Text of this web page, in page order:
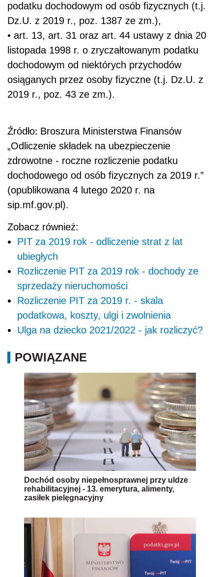
podatku dochodowym od osób fizycznych (t.j.
Dz.U. z 2019 r., poz. 1387 ze zm.),
• art. 13, art. 31 oraz art. 44 ustawy z dnia 20
listopada 1998 r. o zryczałtowanym podatku
dochodowym od niektórych przychodów
osiąganych przez osoby fizyczne (t.j. Dz.U. z
2019 r., poz. 43 ze zm.).
Źródło: Broszura Ministerstwa Finansów
„Odliczenie składek na ubezpieczenie
zdrowotne - roczne rozliczenie podatku
dochodowego od osób fizycznych za 2019 r.”
(opublikowana 4 lutego 2020 r. na
sip.mf.gov.pl).
Zobacz również:
PIT za 2019 rok - odliczenie strat z lat
ubiegłych
Rozliczenie PIT za 2019 rok - dochody ze
sprzedaży nieruchomości
Rozliczenie PIT za 2019 r. - skala
podatkowa, koszty, ulgi i zwolnienia
Ulga na dziecko 2021/2022 - jak rozliczyć?
POWIĄZANE
Dochód osoby niepełnosprawnej przy uldze
rehabilitacyjnej - 13. emerytura, alimenty,
zasiłek pielęgnacyjny